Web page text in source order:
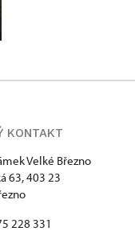
KONTAKT
Velké Březno
63, 403 23
228 331